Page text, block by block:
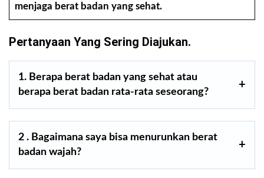
menjaga berat badan yang sehat.
Pertanyaan Yang Sering Diajukan.
1. Berapa berat badan yang sehat atau
berapa berat badan rata-rata seseorang?
2 . Bagaimana saya bisa menurunkan berat
badan wajah?